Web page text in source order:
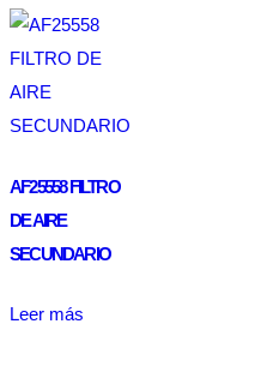
AF25558 FILTRO
DE AIRE
SECUNDARIO
Leer más